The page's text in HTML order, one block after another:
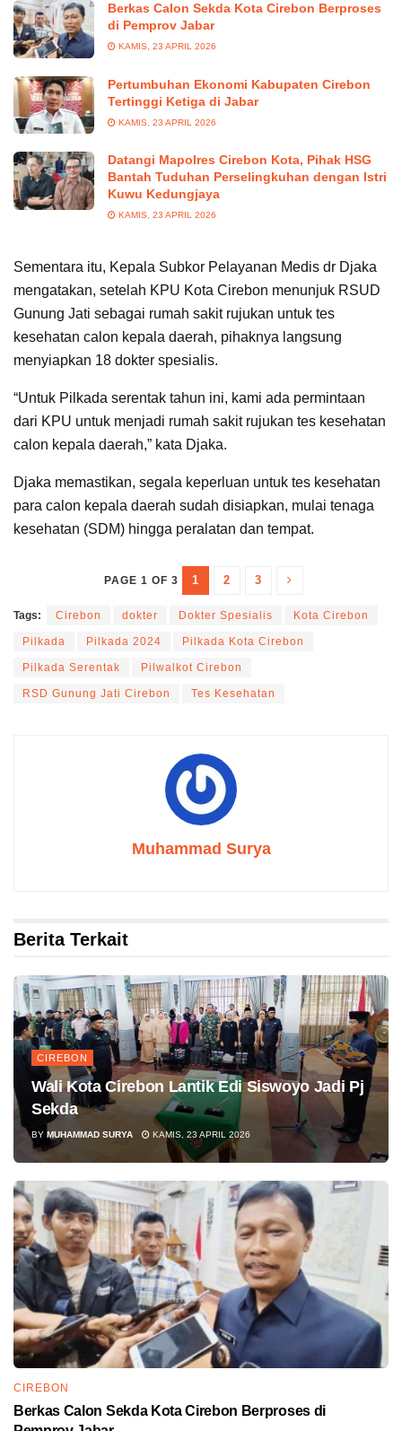
Berkas Calon Sekda Kota Cirebon Berproses
di Pemprov Jabar
KAMIS, 23 APRIL 2026
Pertumbuhan Ekonomi Kabupaten Cirebon
Tertinggi Ketiga di Jabar
KAMIS, 23 APRIL 2026
Datangi Mapolres Cirebon Kota, Pihak HSG
Bantah Tuduhan Perselingkuhan dengan Istri
Kuwu Kedungjaya
KAMIS, 23 APRIL 2026
Sementara itu, Kepala Subkor Pelayanan Medis dr Djaka
mengatakan, setelah KPU Kota Cirebon menunjuk RSUD
Gunung Jati sebagai rumah sakit rujukan untuk tes
kesehatan calon kepala daerah, pihaknya langsung
menyiapkan 18 dokter spesialis.
“Untuk Pilkada serentak tahun ini, kami ada permintaan
dari KPU untuk menjadi rumah sakit rujukan tes kesehatan
calon kepala daerah,” kata Djaka.
Djaka memastikan, segala keperluan untuk tes kesehatan
para calon kepala daerah sudah disiapkan, mulai tenaga
kesehatan (SDM) hingga peralatan dan tempat.
PAGE 1 OF 3 1 2 3
Tags: Cirebon dokter Dokter Spesialis Kota Cirebon
Pilkada Pilkada 2024 Pilkada Kota Cirebon
Pilkada Serentak Pilwalkot Cirebon
RSD Gunung Jati Cirebon Tes Kesehatan
Muhammad Surya
Berita Terkait
CIREBON
Wali Kota Cirebon Lantik Edi Siswoyo Jadi Pj
Sekda
BY MUHAMMAD SURYA KAMIS, 23 APRIL 2026
CIREBON
Berkas Calon Sekda Kota Cirebon Berproses di